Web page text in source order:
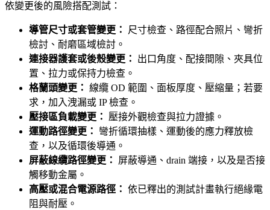
依變更後的風險搭配測試：
導管尺寸或套管變更：
尺寸檢查、路徑配合照片、彎折
檢討、耐磨區域檢討。
連接器護套或後殼變更：
出口角度、配接間隙、夾具位
置、拉力或保持力檢查。
格蘭頭變更： 線纜 OD 範圍、面板厚度、壓縮量；若要
求，加入洩漏或 IP 檢查。
壓接區負載變更：
壓接外觀檢查與拉力證據。
運動路徑變更：
彎折循環抽樣、運動後的應力釋放檢
查，以及循環後導通。
屏蔽線纜路徑變更：
屏蔽導通、drain 端接，以及是否接
觸移動金屬。
高壓或混合電源路徑： 依已釋出的測試計畫執行絕緣電
阻與耐壓。